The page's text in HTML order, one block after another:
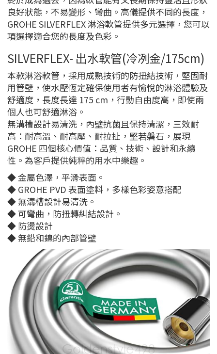
良好狀態，不易變形、彎曲。高儀提供不同的長度，
GROHE SILVERFLEX 淋浴軟管提供多元選擇，您可以
項選擇適合您的長度及色彩。
SILVERFLEX- 出水軟管(冷冽金/175cm)
本款淋浴軟管，採用成熟技術的防扭結技術，堅固耐
用管壁，使水壓恆定確保使用者有愉悅的淋浴體驗及
舒適度，長度長達 175 cm，行動自由度高，即使兩
個人也可舒適淋浴。
無溝槽設計易清洗，內壁抗菌且保持清潔，三效耐
高：耐高溫、耐高壓、耐拉扯，堅若磐石，展現
GROHE 四個核心價值：品質、技術、設計和永續
性。為客戶提供純粹的用水中樂趣。
◆ 金屬色澤，平滑表面。
◆ GROHE PVD 表面塗料，多樣色彩姿意搭配
◆ 無溝槽設計易清洗。
◆ 可彎曲，防扭轉糾結設計。
◆ 防燙設計
◆ 無鉛和鎳的內部管壁